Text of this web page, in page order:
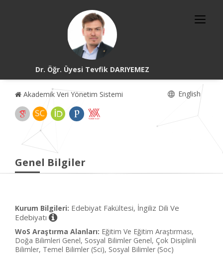
Dr. Öğr. Üyesi Tevfik DARIYEMEZ
Akademik Veri Yönetim Sistemi English
Genel Bilgiler
Kurum Bilgileri: Edebiyat Fakültesi, İngiliz Dili Ve
Edebiyatı
WoS Araştırma Alanları: Eğitim Ve Eğitim Araştırması,
Doğa Bilimleri Genel, Sosyal Bilimler Genel, Çok Disiplinli
Bilimler, Temel Bilimler (Sci), Sosyal Bilimler (Soc)